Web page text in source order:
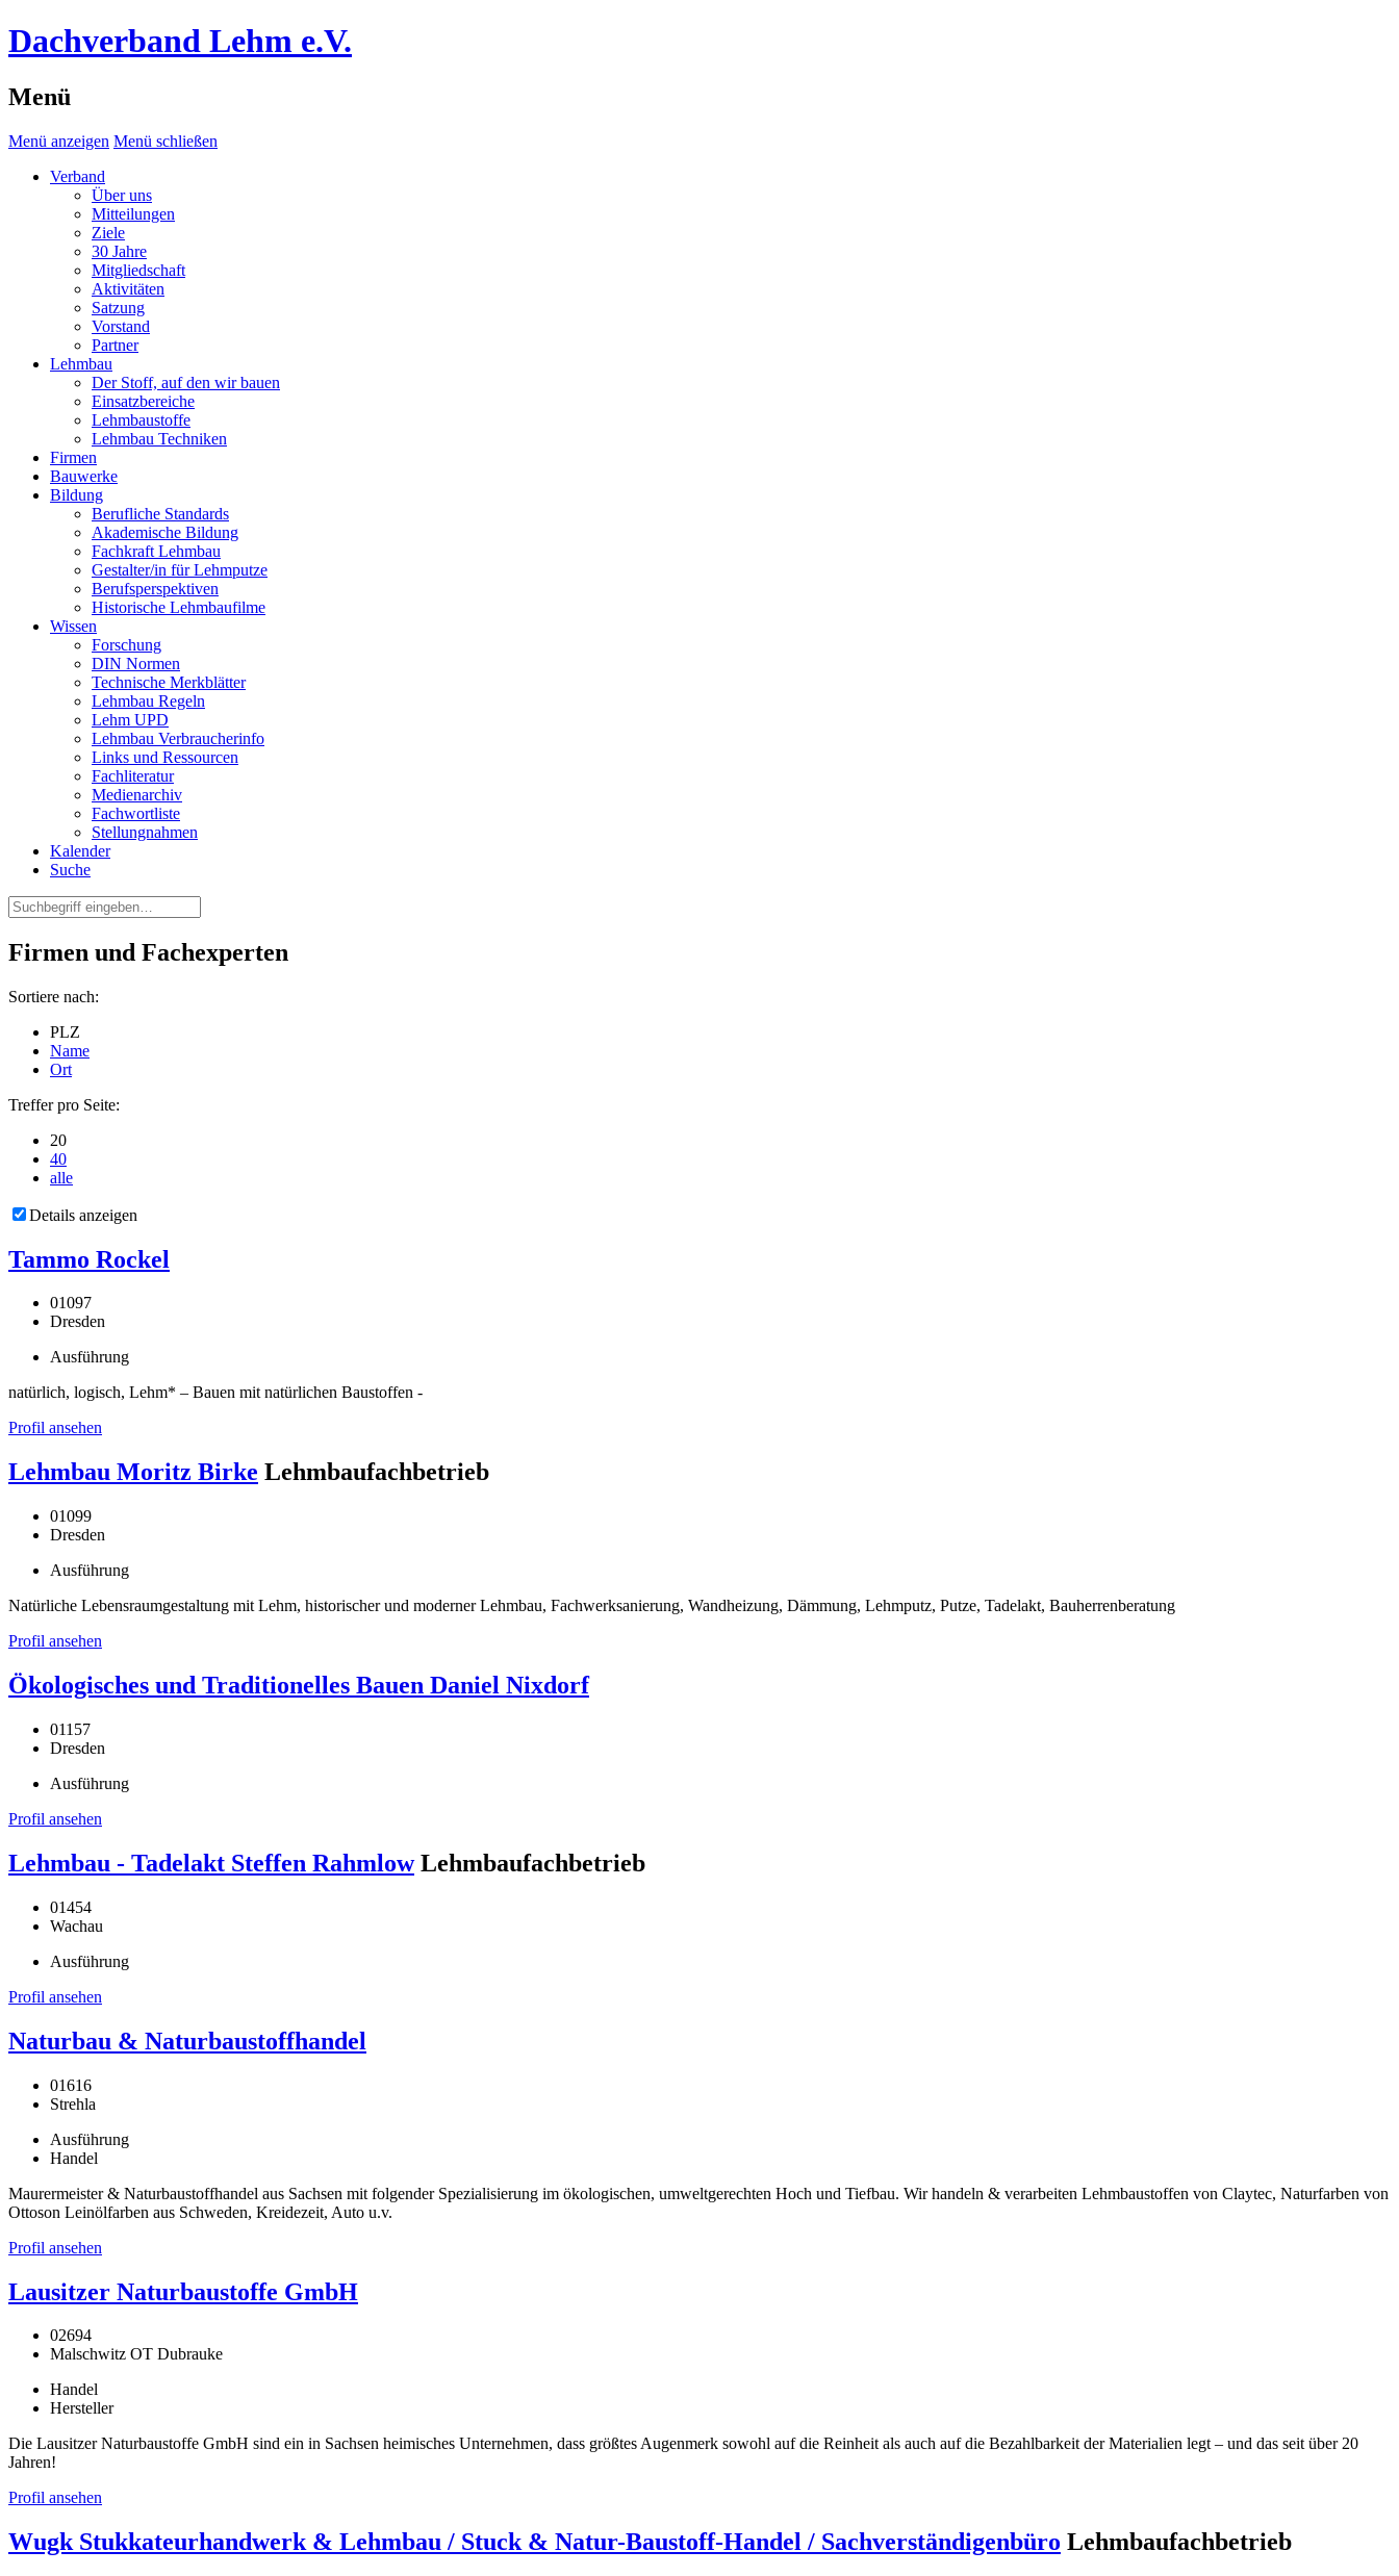
Dachverband Lehm e.V.
Menü
Menü anzeigen Menü schließen
Verband
Über uns
Mitteilungen
Ziele
30 Jahre
Mitgliedschaft
Aktivitäten
Satzung
Vorstand
Partner
Lehmbau
Der Stoff, auf den wir bauen
Einsatzbereiche
Lehmbaustoffe
Lehmbau Techniken
Firmen
Bauwerke
Bildung
Berufliche Standards
Akademische Bildung
Fachkraft Lehmbau
Gestalter/in für Lehmputze
Berufsperspektiven
Historische Lehmbaufilme
Wissen
Forschung
DIN Normen
Technische Merkblätter
Lehmbau Regeln
Lehm UPD
Lehmbau Verbraucherinfo
Links und Ressourcen
Fachliteratur
Medienarchiv
Fachwortliste
Stellungnahmen
Kalender
Suche
Firmen und Fachexperten
Sortiere nach:
PLZ
Name
Ort
Treffer pro Seite:
20
40
alle
Details anzeigen
Tammo Rockel
01097
Dresden
Ausführung
natürlich, logisch, Lehm* – Bauen mit natürlichen Baustoffen -
Profil ansehen
Lehmbau Moritz Birke Lehmbaufachbetrieb
01099
Dresden
Ausführung
Natürliche Lebensraumgestaltung mit Lehm, historischer und moderner Lehmbau, Fachwerksanierung, Wandheizung, Dämmung, Lehmputz, Putze, Tadelakt, Bauherrenberatung
Profil ansehen
Ökologisches und Traditionelles Bauen Daniel Nixdorf
01157
Dresden
Ausführung
Profil ansehen
Lehmbau - Tadelakt Steffen Rahmlow Lehmbaufachbetrieb
01454
Wachau
Ausführung
Profil ansehen
Naturbau & Naturbaustoffhandel
01616
Strehla
Ausführung
Handel
Maurermeister & Naturbaustoffhandel aus Sachsen mit folgender Spezialisierung im ökologischen, umweltgerechten Hoch und Tiefbau. Wir handeln & verarbeiten Lehmbaustoffen von Claytec, Naturfarben von
Ottoson Leinölfarben aus Schweden, Kreidezeit, Auto u.v.
Profil ansehen
Lausitzer Naturbaustoffe GmbH
02694
Malschwitz OT Dubrauke
Handel
Hersteller
Die Lausitzer Naturbaustoffe GmbH sind ein in Sachsen heimisches Unternehmen, dass größtes Augenmerk sowohl auf die Reinheit als auch auf die Bezahlbarkeit der Materialien legt – und das seit über 20
Jahren!
Profil ansehen
Wugk Stukkateurhandwerk & Lehmbau / Stuck & Natur-Baustoff-Handel / Sachverständigenbüro Lehmbaufachbetrieb